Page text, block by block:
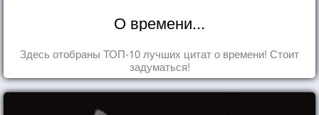
О времени...
Здесь отобраны ТОП-10 лучших цитат о времени! Стоит
задуматься!